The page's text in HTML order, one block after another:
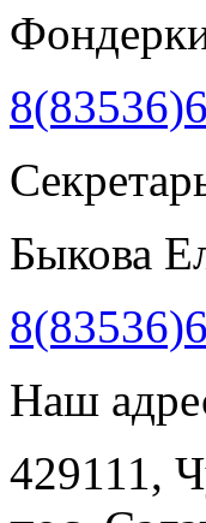
Быкова
Наш
429111,